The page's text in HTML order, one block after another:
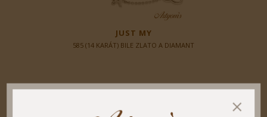
JUST MY
585 (14 KARÁT) BILE ZLATO A DIAMANT